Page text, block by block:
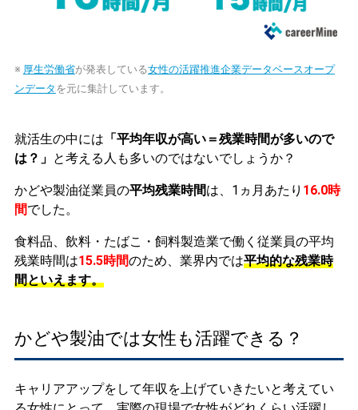
※ 厚生労働省が発表している女性の活躍推進企業データベースオープ
ンデータ を元に集計しています。
就活生の中には 「平均年収が高い＝残業時間が多いので
は？」 と考える人も多いのではないでしょうか？
かどや製油従業員の平均残業時間は、1ヵ月あたり 16.0時
間でした。
食料品、飲料・たばこ・飼料製造業で働く従業員の平均
残業時間は15.5時間のため、業界内では平均的な残業時
間といえます。
かどや製油では女性も活躍できる？
キャリアアップをして年収を上げていきたいと考えてい